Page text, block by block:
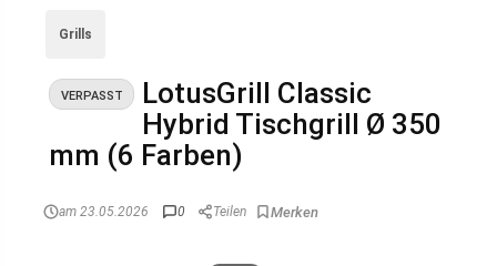
Grills
VERPASST
LotusGrill Classic
Hybrid Tischgrill Ø 350
mm (6 Farben)
am 23.05.2026 0 Teilen